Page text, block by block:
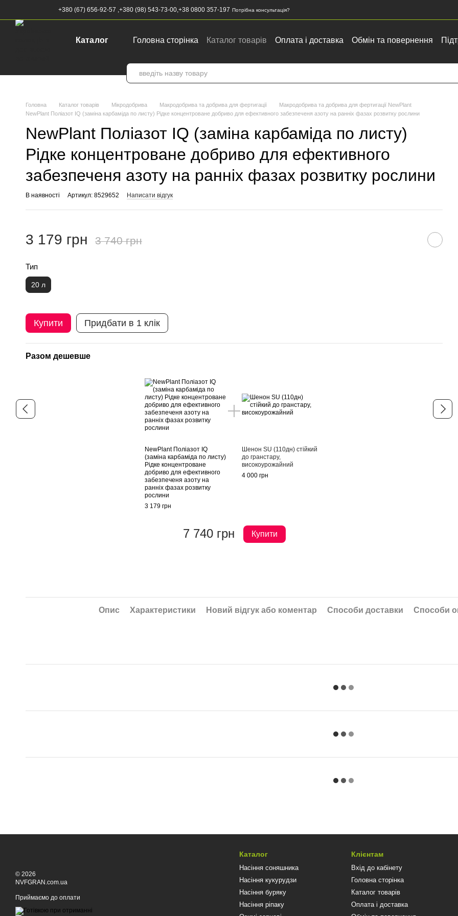
Перейти до основного контенту
+380 (67) 656-92-57 ,+380 (98) 543-73-00,+38 0800 357-197 Потрібна консультація?
Каталог Головна сторінка Каталог товарів Оплата і доставка Обмін та повернення
Головна Каталог товарів Мікродобрива Макродобрива та добрива для фертигації
Макродобрива та добрива для фертигації NewPlant
NewPlant Поліазот IQ (заміна карбаміда по листу) Рідке концентроване добриво для ефективного забезпеченя азоту на ранніх фазах розвитку рослини
NewPlant Поліазот IQ (заміна карбаміда по листу)
Рідке концентроване добриво для ефективного
забезпеченя азоту на ранніх фазах розвитку рослини
В наявності Артикул: 8529652 Написати відгук
3 179 грн 3 740 грн
Тип
20 л
Купити Придбати в 1 клік
Разом дешевше
NewPlant Поліазот IQ
(заміна карбаміда по листу)
Рідке концентроване
добриво для ефективного
забезпеченя азоту на
ранніх фазах розвитку
рослини
3 179 грн
Шенон SU (110дн) стійкий
до гранстару,
високоурожайний
4 000 грн
7 740 грн Купити
Опис Характеристики Новий відгук або коментар Способи доставки Способи
© 2026
NVFGRAN.com.ua
Приймаємо до оплати
Каталог
Насіння соняшника
Насіння кукурудзи
Насіння буряку
Насіння ріпаку
Клієнтам
Вхід до кабінету
Головна сторінка
Каталог товарів
Оплата і доставка